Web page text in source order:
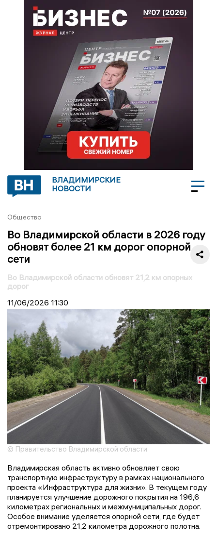
ВЛАДИМИРСКИЕ
НОВОСТИ
Общество
Во Владимирской области в 2026 году
обновят более 21 км дорог опорной
сети
Во Владимирской области обновят 21,2 км опорных
дорог
11/06/2026 11:30
© Правительство Владимирской области
Владимирская область активно обновляет свою
транспортную инфраструктуру в рамках национального
проекта «Инфраструктура для жизни». В текущем году
планируется улучшение дорожного покрытия на 196,6
километрах региональных и межмуниципальных дорог.
Особое внимание уделяется опорной сети, где будет
отремонтировано 21,2 километра дорожного полотна.